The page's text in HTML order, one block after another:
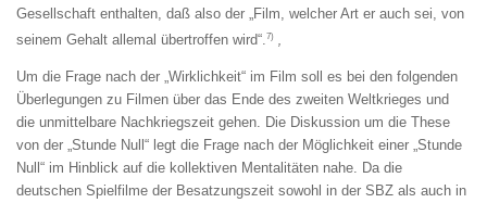
Gesellschaft enthalten, daß also der „Film, welcher Art er auch sei, von
seinem Ge­halt allemal übertroffen wird“. 7)
Um die Frage nach der „Wirklichkeit“ im Film soll es bei den folgenden
Überlegungen zu Filmen über das Ende des zweiten Weltkrieges und
die un­mittelbare Nachkriegszeit gehen. Die Diskussion um die These
von der „Stunde Null“ legt die Frage nach der Möglichkeit einer „Stunde
Null“ im Hinblick auf die kollektiven Mentalitäten nahe. Da die
deutschen Spiel­filme der Besatzungszeit sowohl in der SBZ als auch in